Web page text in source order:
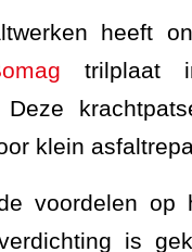
heeft
trilplaat
Deze
klein
voordelen op
is